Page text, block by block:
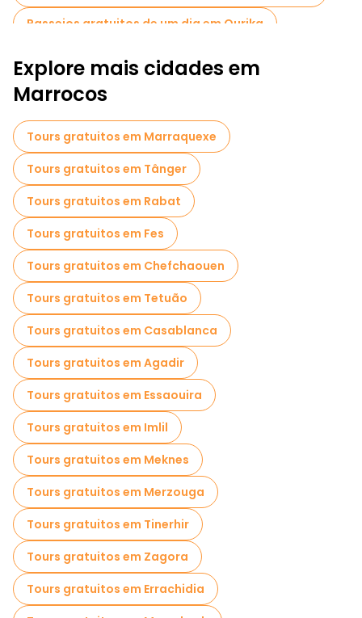
Passeios gratuitos de um dia em Ourika
Explore mais cidades em
Marrocos
Tours gratuitos em Marraquexe
Tours gratuitos em Tânger
Tours gratuitos em Rabat
Tours gratuitos em Fes
Tours gratuitos em Chefchaouen
Tours gratuitos em Tetuão
Tours gratuitos em Casablanca
Tours gratuitos em Agadir
Tours gratuitos em Essaouira
Tours gratuitos em Imlil
Tours gratuitos em Meknes
Tours gratuitos em Merzouga
Tours gratuitos em Tinerhir
Tours gratuitos em Zagora
Tours gratuitos em Errachidia